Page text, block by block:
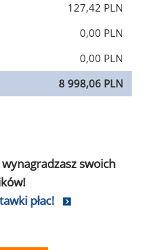
127,42 PLN
0,00 PLN
0,00 PLN
8 998,06 PLN
swoich
płac!